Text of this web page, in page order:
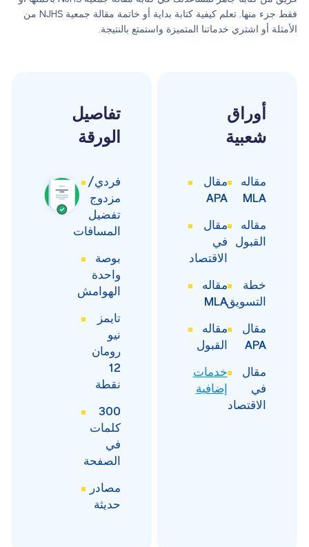
فقط جزء منها. تعلم كيفية كتابة بداية أو خاتمة مقالة جمعية NJHS من
الأمثلة أو اشتري خدماتنا المتميزة واستمتع بالنتيجة.
أوراق
شعبية
مقاله
MLA
مقال
APA
مقاله
القبول
مقال
في
الاقتصاد
خطة
التسويق
مقاله
MLA
مقال
APA
مقاله
القبول
مقال
في
الاقتصاد
خدمات
إضافية
تفاصيل
الورقة
فردي/
مزدوج
تفضيل
المسافات
بوصة
واحدة
الهوامش
تايمز
نيو
رومان
12
نقطة
300
كلمات
في
الصفحة
مصادر
حديثة